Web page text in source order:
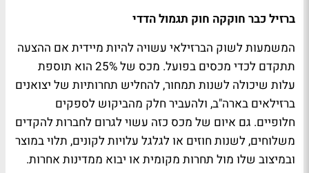
ברזיל כבר חוקקה חוק תגמול הדדי
המשמעות לשוק הברזילאי עשויה להיות מיידית אם ההצעה
תתקדם לכדי מכסים בפועל. מכס של 25% הוא תוספת
עלות שיכולה לשנות תמחור, להחליש תחרותיות של יצואנים
ברזילאים בארה"ב, ולהעביר חלק מהביקוש לספקים
חלופיים. גם איום של מכס כזה עשוי לגרום לחברות להקדים
משלוחים, לשנות חוזים או לגלגל עלויות לקונים, תלוי במוצר
ובמיצוב שלו מול תחרות מקומית או יבוא ממדינות אחרות.